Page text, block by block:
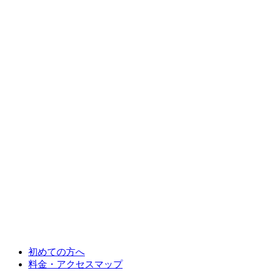
初めての方へ
料金・アクセスマップ